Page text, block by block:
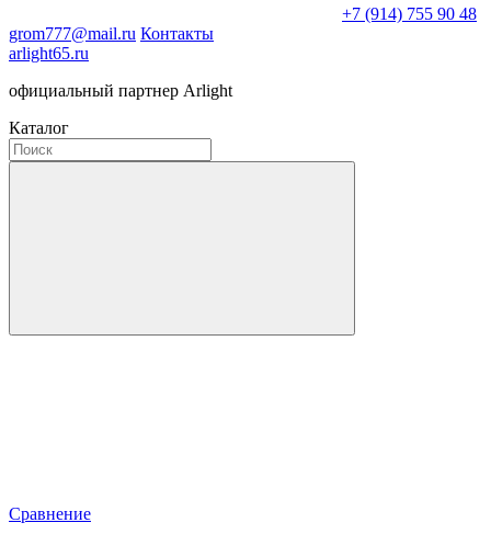
+7 (914) 755 90 48
grom777@mail.ru Контакты
arlight65.ru
официальный партнер Arlight
Каталог
Сравнение